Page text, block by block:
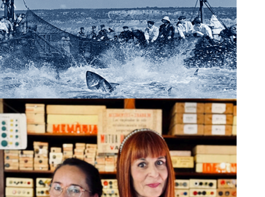
Visita guiada a "Catàleg de tanques"
Visita guiada a "La mar èpica"